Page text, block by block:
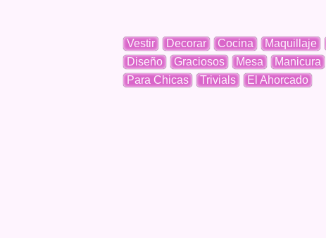
Vestir Decorar Cocina Maquillaje
Diseño
Graciosos Mesa Manicura
Para Chicas
Trivials El Ahorcado